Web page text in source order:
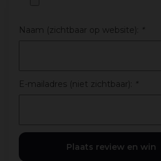
Naam (zichtbaar op website): *
E-mailadres (niet zichtbaar): *